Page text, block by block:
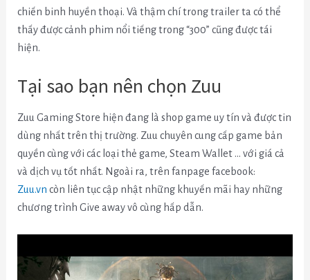
chiến binh huyền thoại. Và thậm chí trong trailer ta có thể
thấy được cảnh phim nổi tiếng trong “300” cũng được tái
hiện.
Tại sao bạn nên chọn Zuu
Zuu Gaming Store hiện đang là shop game uy tín và được tin
dùng nhất trên thị trường. Zuu chuyên cung cấp game bản
quyền cùng với các loại thẻ game, Steam Wallet … với giá cả
và dịch vụ tốt nhất. Ngoài ra, trên fanpage facebook:
Zuu.vn còn liên tục cập nhật những khuyến mãi hay những
chương trình Give away vô cùng hấp dẫn.